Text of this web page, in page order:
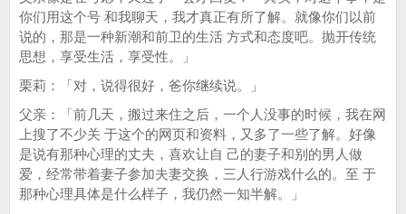
你们用这个号 和我聊天，我才真正有所了解。就像你们以前
说的，那是一种新潮和前卫的生活 方式和态度吧。抛开传统
思想，享受生活，享受性。」
栗莉：「对，说得很好，爸你继续说。」
父亲：「前几天，搬过来住之后，一个人没事的时候，我在网
上搜了不少关 于这个的网页和资料，又多了一些了解。好像
是说有那种心理的丈夫，喜欢让自 己的妻子和别的男人做
爱，经常带着妻子参加夫妻交换，三人行游戏什么的。至 于
那种心理具体是什么样子，我仍然一知半解。」